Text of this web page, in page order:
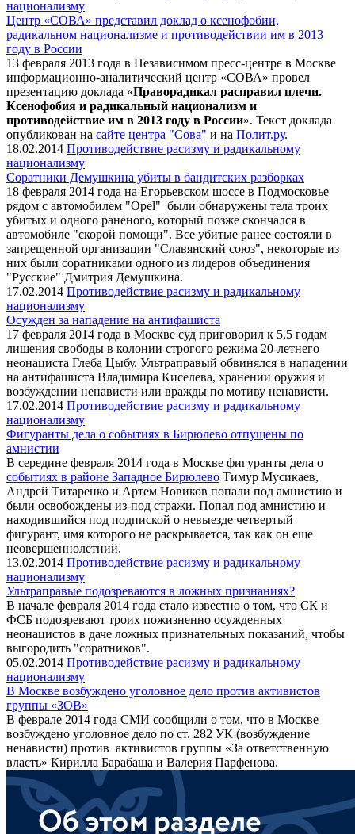
национализму
Центр «СОВА» представил доклад о ксенофобии,
радикальном национализме и противодействии им в 2013
году в России
13 февраля 2013 года в Независимом пресс-центре в Москве
информационно-аналитический центр «СОВА» провел
презентацию доклада «Праворадикал расправил плечи.
Ксенофобия и радикальный национализм и
противодействие им в 2013 году в России». Текст доклада
опубликован на сайте центра "Сова" и на Полит.ру.
18.02.2014 Противодействие расизму и радикальному
национализму
Соратники Демушкина убиты в бандитских разборках
18 февраля 2014 года на Егорьевском шоссе в Подмосковье
рядом с автомобилем "Opel" были обнаружены тела троих
убитых и одного раненого, который позже скончался в
автомобиле "скорой помощи". Все убитые ранее состояли в
запрещенной организации "Славянский союз", некоторые из
них были соратниками одного из лидеров объединения
"Русские" Дмитрия Демушкина.
17.02.2014 Противодействие расизму и радикальному
национализму
Осужден за нападение на антифашиста
17 февраля 2014 года в Москве суд приговорил к 5,5 годам
лишения свободы в колонии строгого режима 20-летнего
неонациста Глеба Цыбу. Ультраправый обвинялся в нападении
на антифашиста Владимира Киселева, хранении оружия и
возбуждении ненависти или вражды по мотиву ненависти.
17.02.2014 Противодействие расизму и радикальному
национализму
Фигуранты дела о событиях в Бирюлево отпущены по
амнистии
В середине февраля 2014 года в Москве фигуранты дела о
событиях в районе Западное Бирюлево Тимур Мусикаев,
Андрей Титаренко и Артем Новиков попали под амнистию и
были освобождены из-под стражи. Попал под амнистию и
находившийся под подпиской о невыезде четвертый
фигурант, имя которого не раскрывается, так как он еще
неовершеннолетний.
13.02.2014 Противодействие расизму и радикальному
национализму
Ультраправые подозреваются в ложных признаниях?
В начале февраля 2014 года стало известно о том, что СК и
ФСБ подозревают троих пожизненно осужденных
неонацистов в даче ложных признательных показаний, чтобы
выгородить "соратников".
05.02.2014 Противодействие расизму и радикальному
национализму
В Москве возбуждено уголовное дело против активистов
группы «ЗОВ»
В феврале 2014 года СМИ сообщили о том, что в Москве
возбуждено уголовное дело по ст. 282 УК (возбуждение
ненависти) против активистов группы «За ответственную
власть» Кирилла Барабаша и Валерия Парфенова.